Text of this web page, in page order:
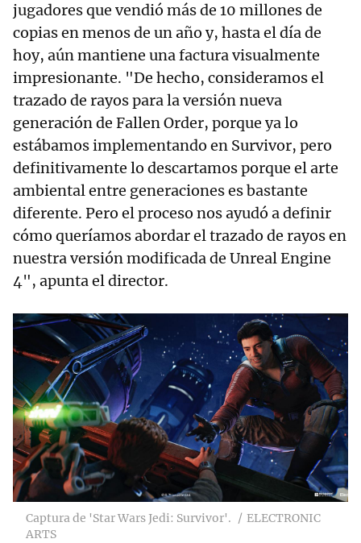
jugadores que vendió más de 10 millones de
copias en menos de un año y, hasta el día de
hoy, aún mantiene una factura visualmente
impresionante. "De hecho, consideramos el
trazado de rayos para la versión nueva
generación de Fallen Order, porque ya lo
estábamos implementando en Survivor, pero
definitivamente lo descartamos porque el arte
ambiental entre generaciones es bastante
diferente. Pero el proceso nos ayudó a definir
cómo queríamos abordar el trazado de rayos en
nuestra versión modificada de Unreal Engine
4", apunta el director.
Captura de 'Star Wars Jedi: Survivor'.
ELECTRONIC
ARTS